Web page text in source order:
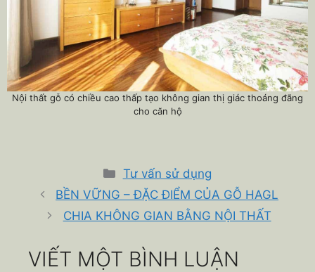
Nội thất gỗ có chiều cao thấp tạo không gian thị giác thoáng đãng
cho căn hộ
Danh
mục
Tư vấn sử dụng
BỀN VỮNG – ĐẶC ĐIỂM CỦA GỖ HAGL
CHIA KHÔNG GIAN BẰNG NỘI THẤT
VIẾT MỘT BÌNH LUẬN